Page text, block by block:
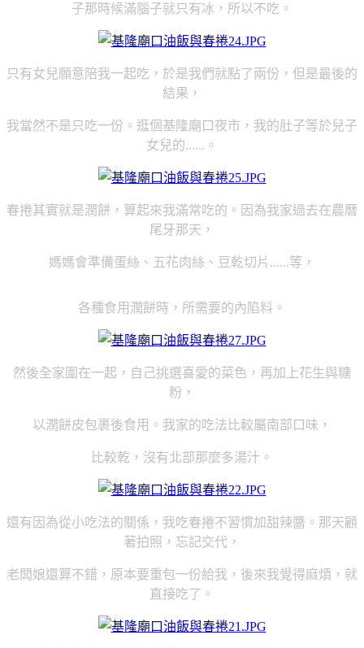
子那時候滿腦子就只有冰，所以不吃。
只有女兒願意陪我一起吃，於是我們就點了兩份，但是最後的
結果，
我當然不是只吃一份。逛個基隆廟口夜市，我的肚子等於兒子
女兒的......。
春捲其實就是潤餅，算起來我滿常吃的。因為我家過去在農曆
尾牙那天，
媽媽會準備蛋絲、五花肉絲、豆乾切片......等，
各種食用潤餅時，所需要的內陷料。
然後全家圍在一起，自己挑選喜愛的菜色，再加上花生與糖
粉，
以潤餅皮包裹後食用。我家的吃法比較屬南部口味，
比較乾，沒有北部那麼多湯汁。
還有因為從小吃法的關係，我吃春捲不習慣加甜辣醬。那天顧
著拍照，忘記交代，
老闆娘還算不錯，原本要重包一份給我，後來我覺得麻煩，就
直接吃了。